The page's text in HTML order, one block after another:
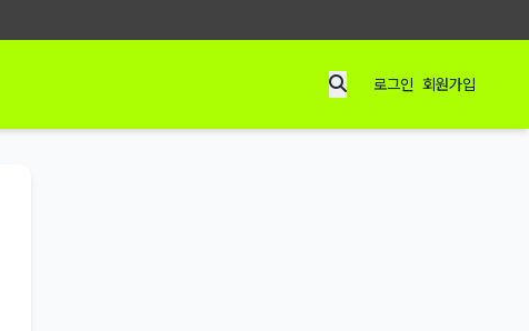
로그인 회원가입